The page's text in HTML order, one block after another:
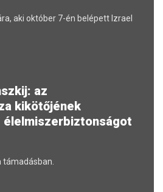
aki október 7-én belépett Izrael
az
kikötőjének
élelmiszerbiztonságot
támadásban.